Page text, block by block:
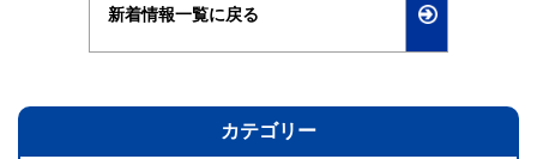
新着情報一覧に戻る
カテゴリー